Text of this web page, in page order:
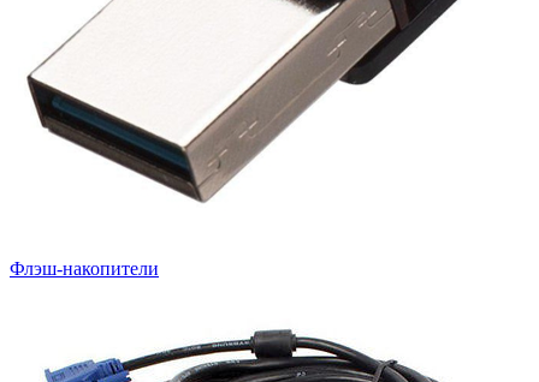
Флэш-накопители